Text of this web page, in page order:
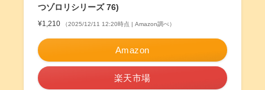
つゾロリシリーズ 76)
¥1,210 （2025/12/11 12:20時点 | Amazon調べ）
Amazon
楽天市場